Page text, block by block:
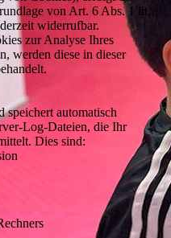
von Art. 6 Abs. 1 lit.
widerrufbar.
zur Analyse Ihres
werden diese in dieser
speichert automatisch
Log-Dateien, die Ihr
Dies sind: